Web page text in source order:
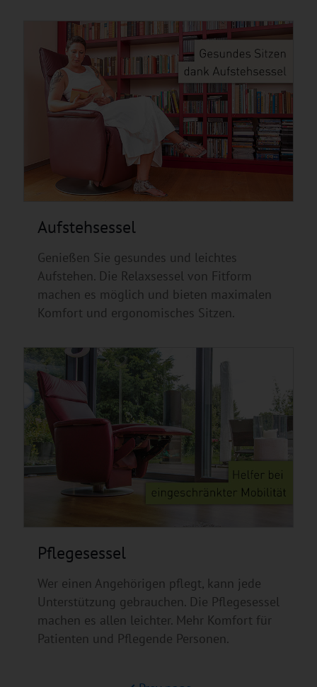
Aufstehsessel
Genießen Sie gesundes und leichtes
Aufstehen. Die Relaxsessel von Fitform
machen es möglich und bieten maximalen
Komfort und ergonomisches Sitzen.
Pflegesessel
Wer einen Angehörigen pflegt, kann jede
Unterstützung gebrauchen. Die Pflegesessel
machen es allen leichter. Mehr Komfort für
Patienten und Pflegende Personen.